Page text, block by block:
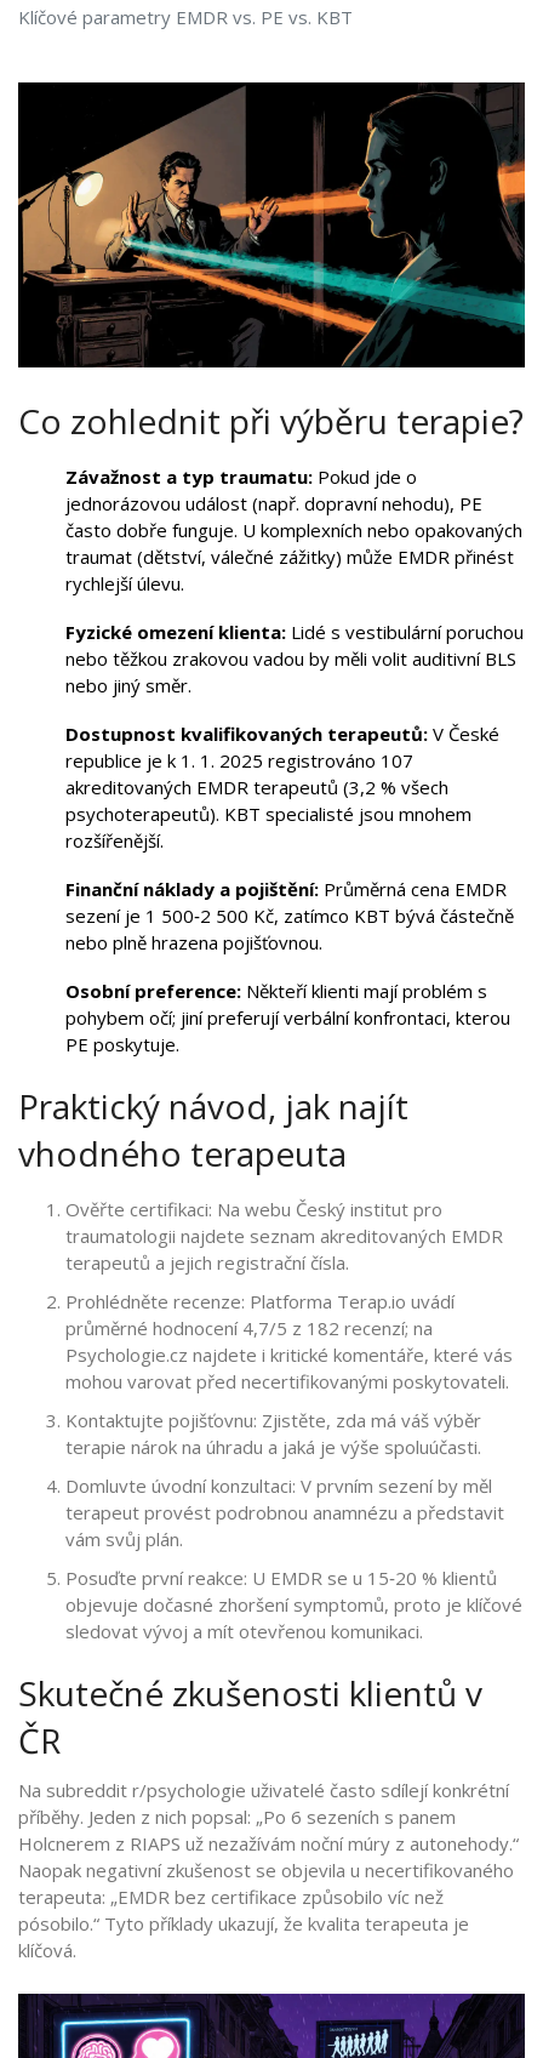
Klíčové parametry EMDR vs. PE vs. KBT
Co zohlednit při výběru terapie?
Závažnost a typ traumatu: Pokud jde o
jednorázovou událost (např. dopravní nehodu), PE
často dobře funguje. U komplexních nebo opakovaných
traumat (dětství, válečné zážitky) může EMDR přinést
rychlejší úlevu.
Fyzické omezení klienta: Lidé s vestibulární poruchou
nebo těžkou zrakovou vadou by měli volit auditivní BLS
nebo jiný směr.
Dostupnost kvalifikovaných terapeutů: V České
republice je k 1. 1. 2025 registrováno 107
akreditovaných EMDR terapeutů (3,2 % všech
psychoterapeutů). KBT specialisté jsou mnohem
rozšířenější.
Finanční náklady a pojištění: Průměrná cena EMDR
sezení je 1 500‑2 500 Kč, zatímco KBT bývá částečně
nebo plně hrazena pojišťovnou.
Osobní preference: Někteří klienti mají problém s
pohybem očí; jiní preferují verbální konfrontaci, kterou
PE poskytuje.
Praktický návod, jak najít
vhodného terapeuta
Ověřte certifikaci: Na webu Český institut pro
traumatologii najdete seznam akreditovaných EMDR
terapeutů a jejich registrační čísla.
Prohlédněte recenze: Platforma Terap.io uvádí
průměrné hodnocení 4,7/5 z 182 recenzí; na
Psychologie.cz najdete i kritické komentáře, které vás
mohou varovat před necertifikovanými poskytovateli.
Kontaktujte pojišťovnu: Zjistěte, zda má váš výběr
terapie nárok na úhradu a jaká je výše spoluúčasti.
Domluvte úvodní konzultaci: V prvním sezení by měl
terapeut provést podrobnou anamnézu a představit
vám svůj plán.
Posuďte první reakce: U EMDR se u 15‑20 % klientů
objevuje dočasné zhoršení symptomů, proto je klíčové
sledovat vývoj a mít otevřenou komunikaci.
Skutečné zkušenosti klientů v
ČR
Na subreddit r/psychologie uživatelé často sdílejí konkrétní
příběhy. Jeden z nich popsal: „Po 6 sezeních s panem
Holcnerem z RIAPS už nezažívám noční múry z autonehody.“
Naopak negativní zkušenost se objevila u necertifikovaného
terapeuta: „EMDR bez certifikace způsobilo víc než
pósobilo.“ Tyto příklady ukazují, že kvalita terapeuta je
klíčová.